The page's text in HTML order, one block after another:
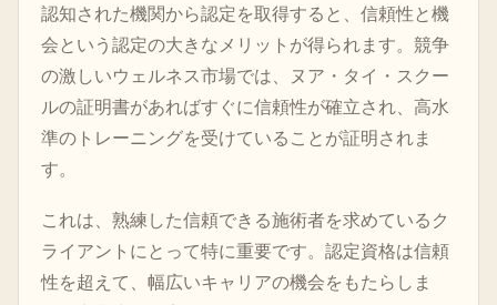
認知された機関から認定を取得すると、信頼性と機
会という認定の大きなメリットが得られます。競争
の激しいウェルネス市場では、ヌア・タイ・スクー
ルの証明書があればすぐに信頼性が確立され、高水
準のトレーニングを受けていることが証明されま
す。
これは、熟練した信頼できる施術者を求めているク
ライアントにとって特に重要です。認定資格は信頼
性を超えて、幅広いキャリアの機会をもたらしま